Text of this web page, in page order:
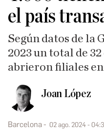
el país
Según datos de la
2023 un total de
abrieron filiales
Joan López
Barcelona 02 ago. 2024 -